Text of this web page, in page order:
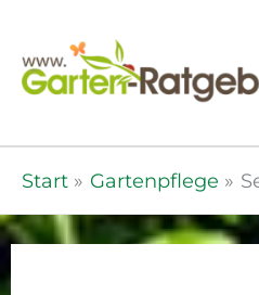
Start Gartenpflege